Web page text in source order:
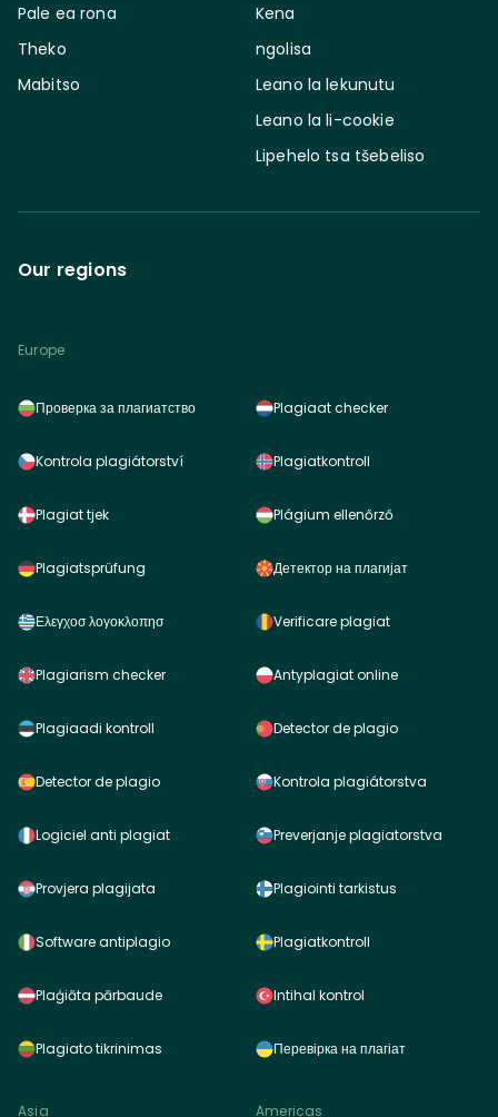
Pale ea rona
Theko
Mabitso
Kena
ngolisa
Leano la lekunutu
Leano la li-cookie
Lipehelo tsa tšebeliso
Our regions
Europe
Проверка за плагиатство
Kontrola plagiátorství
Plagiat tjek
Plagiatsprüfung
Ελεγχοσ λογοκλοπησ
Plagiarism checker
Plagiaadi kontroll
Detector de plagio
Logiciel anti plagiat
Provjera plagijata
Software antiplagio
Plaģiāta pārbaude
Plagiato tikrinimas
Plagiaat checker
Plagiatkontroll
Plágium ellenőrző
Детектор на плагијат
Verificare plagiat
Antyplagiat online
Detector de plagio
Kontrola plagiátorstva
Preverjanje plagiatorstva
Plagiointi tarkistus
Plagiatkontroll
Intihal kontrol
Перевірка на плагіат
Asia Americas